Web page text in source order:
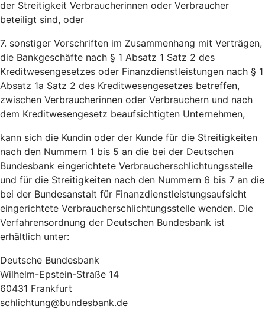
der Streitigkeit Verbraucherinnen oder Verbraucher
beteiligt sind, oder
7. sonstiger Vorschriften im Zusammenhang mit Verträgen,
die Bankgeschäfte nach § 1 Absatz 1 Satz 2 des
Kreditwesengesetzes oder Finanzdienstleistungen nach § 1
Absatz 1a Satz 2 des Kreditwesengesetzes betreffen,
zwischen Verbraucherinnen oder Verbrauchern und nach
dem Kreditwesengesetz beaufsichtigten Unternehmen,
kann sich die Kundin oder der Kunde für die Streitigkeiten
nach den Nummern 1 bis 5 an die bei der Deutschen
Bundesbank eingerichtete Verbraucherschlichtungsstelle
und für die Streitigkeiten nach den Nummern 6 bis 7 an die
bei der Bundesanstalt für Finanzdienstleistungsaufsicht
eingerichtete Verbraucherschlichtungsstelle wenden. Die
Verfahrensordnung der Deutschen Bundesbank ist
erhältlich unter:
Deutsche Bundesbank
Wilhelm-Epstein-Straße 14
60431 Frankfurt
schlichtung@bundesbank.de